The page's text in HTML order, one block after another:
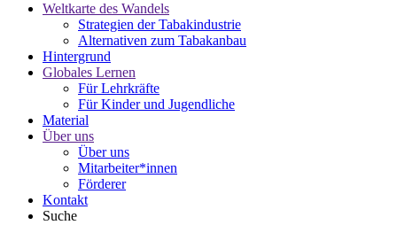
Weltkarte des Wandels
Strategien der Tabakindustrie
Alternativen zum Tabakanbau
Hintergrund
Globales Lernen
Für Lehrkräfte
Für Kinder und Jugendliche
Material
Über uns
Über uns
Mitarbeiter*innen
Förderer
Kontakt
Suche